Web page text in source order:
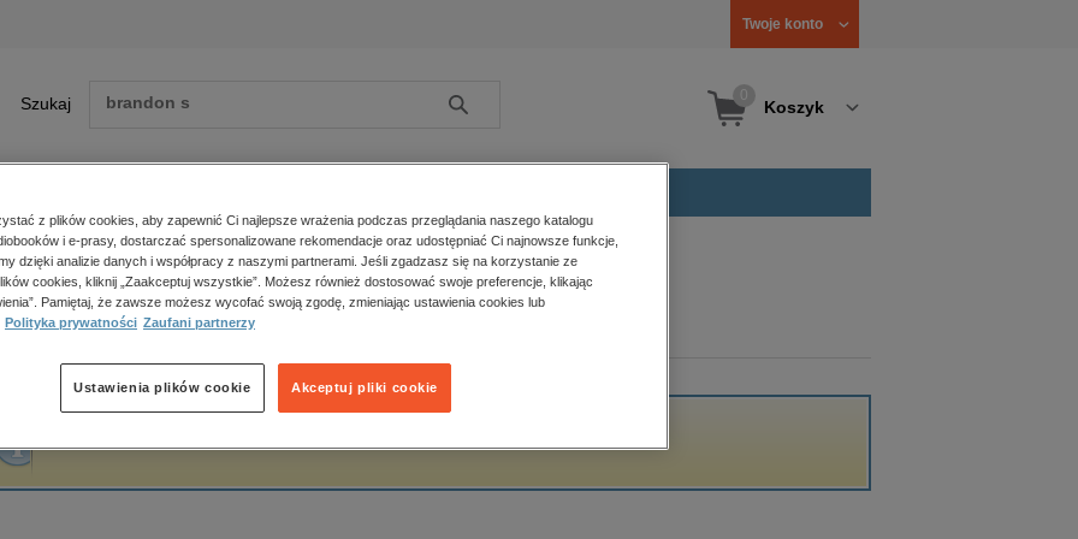
Twoje konto
Szukaj Szukaj Koszyk
Zobacz wszystkie E-prasa
polityka, społeczno-informacyjne
psychologiczne
popularno-naukowe
historia
główna Agnieszka Łukaszewicz
Łukaszewicz
z plików cookies, aby zapewnić Ci najlepsze wrażenia podczas przeglądania naszego katalogu
i e-prasy, dostarczać spersonalizowane rekomendacje oraz udostępniać Ci najnowsze funkcje,
dzięki analizie danych i współpracy z naszymi partnerami. Jeśli zgadzasz się na korzystanie ze
cookies, kliknij „Zaakceptuj wszystkie”. Możesz również dostosować swoje preferencje, klikając
Pamiętaj, że zawsze możesz wycofać swoją zgodę, zmieniając ustawienia cookies lub
Polityka prywatności Zaufani partnerzy
Akceptuj pliki cookie
Ustawienia plików cookie